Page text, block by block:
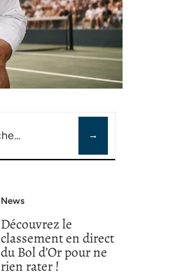
News
Découvrez le
classement en direct
du Bol d’Or pour ne
rien rater !